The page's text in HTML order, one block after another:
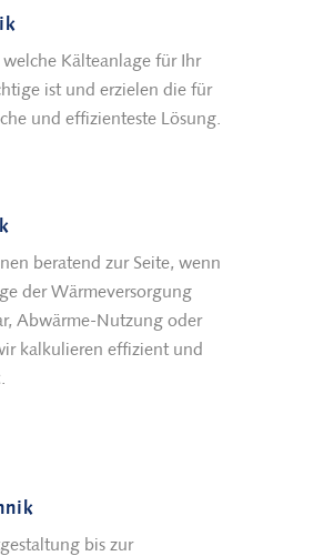
Kälteanlage für Ihr
ist und erzielen die für
und effizienteste Lösung.
beratend zur Seite, wenn
der Wärmeversorgung
Abwärme-Nutzung oder
kalkulieren effizient und
bis zur